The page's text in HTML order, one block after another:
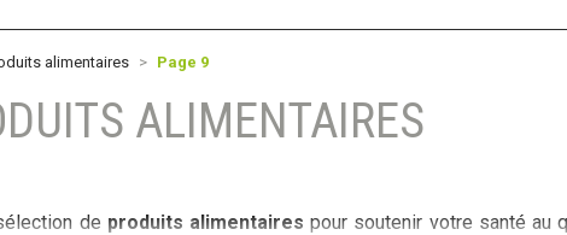
alimentaires Page 9
ALIMENTAIRES
de produits alimentaires pour soutenir votre santé au